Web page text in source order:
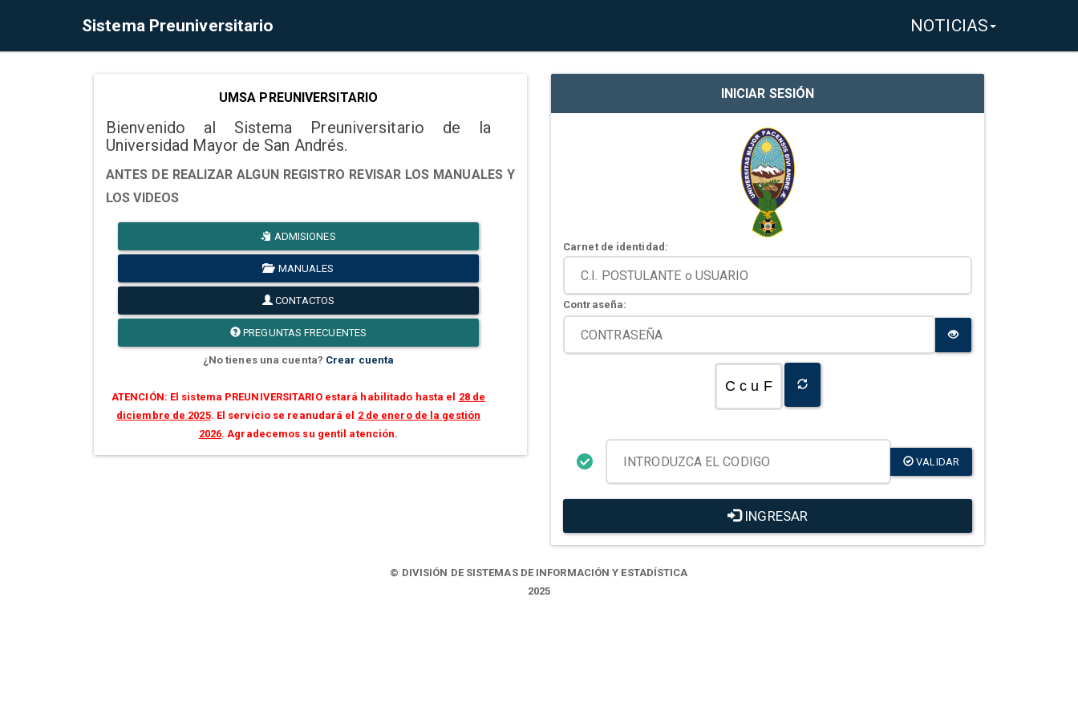
Sistema Preuniversitario NOTICIAS
UMSA PREUNIVERSITARIO
Bienvenido al Sistema Preuniversitario de la
Universidad Mayor de San Andrés.
ANTES DE REALIZAR ALGUN REGISTRO REVISAR LOS MANUALES Y
LOS VIDEOS
ADMISIONES
MANUALES
CONTACTOS
PREGUNTAS FRECUENTES
¿No tienes una cuenta? Crear cuenta
ATENCIÓN: El sistema PREUNIVERSITARIO estará habilitado hasta el 28 de
diciembre de 2025. El servicio se reanudará el 2 de enero de la gestión
2026. Agradecemos su gentil atención.
INICIAR SESIÓN
Carnet de identidad:
Contraseña:
C c u F
VALIDAR
INGRESAR
© DIVISIÓN DE SISTEMAS DE INFORMACIÓN Y ESTADÍSTICA
2025